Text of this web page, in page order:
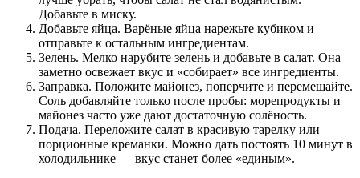
Добавьте в миску.
Добавьте яйца. Варёные яйца нарежьте кубиком и
отправьте к остальным ингредиентам.
Зелень. Мелко нарубите зелень и добавьте в салат. Она
заметно освежает вкус и «собирает» все ингредиенты.
Заправка. Положите майонез, поперчите и перемешайте.
Соль добавляйте только после пробы: морепродукты и
майонез часто уже дают достаточную солёность.
Подача. Переложите салат в красивую тарелку или
порционные креманки. Можно дать постоять 10 минут в
холодильнике — вкус станет более «единым».